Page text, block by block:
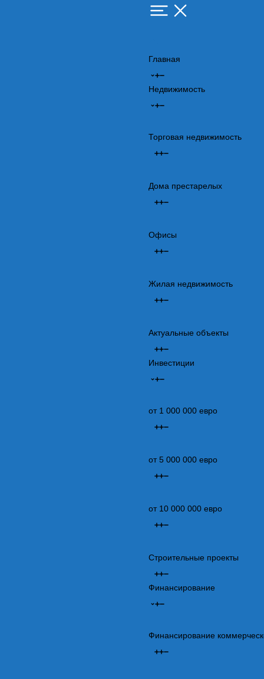
Главная
Недвижимость
Торговая недвижимость
Дома престарелых
Офисы
Жилая недвижимость
Актуальные объекты
Инвестиции
от 1 000 000 евро
от 5 000 000 евро
от 10 000 000 евро
Строительные проекты
Финансирование
Финансирование